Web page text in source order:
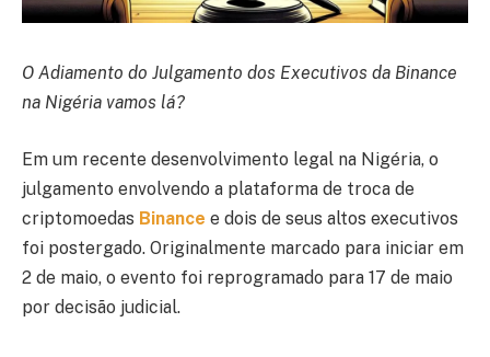
O Adiamento do Julgamento dos Executivos da Binance
na Nigéria vamos lá?
Em um recente desenvolvimento legal na Nigéria, o
julgamento envolvendo a plataforma de troca de
criptomoedas Binance e dois de seus altos executivos
foi postergado. Originalmente marcado para iniciar em
2 de maio, o evento foi reprogramado para 17 de maio
por decisão judicial.